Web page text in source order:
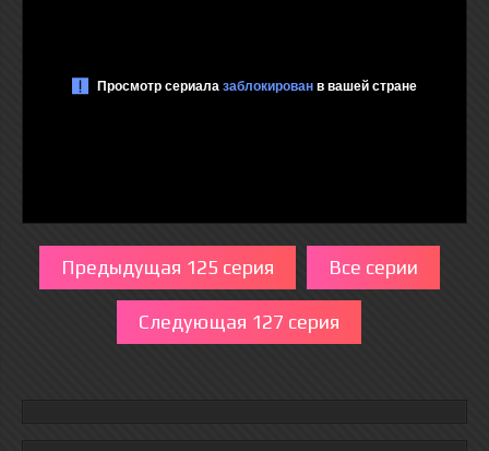
Предыдущая 125 серия Все серии
Следующая 127 серия